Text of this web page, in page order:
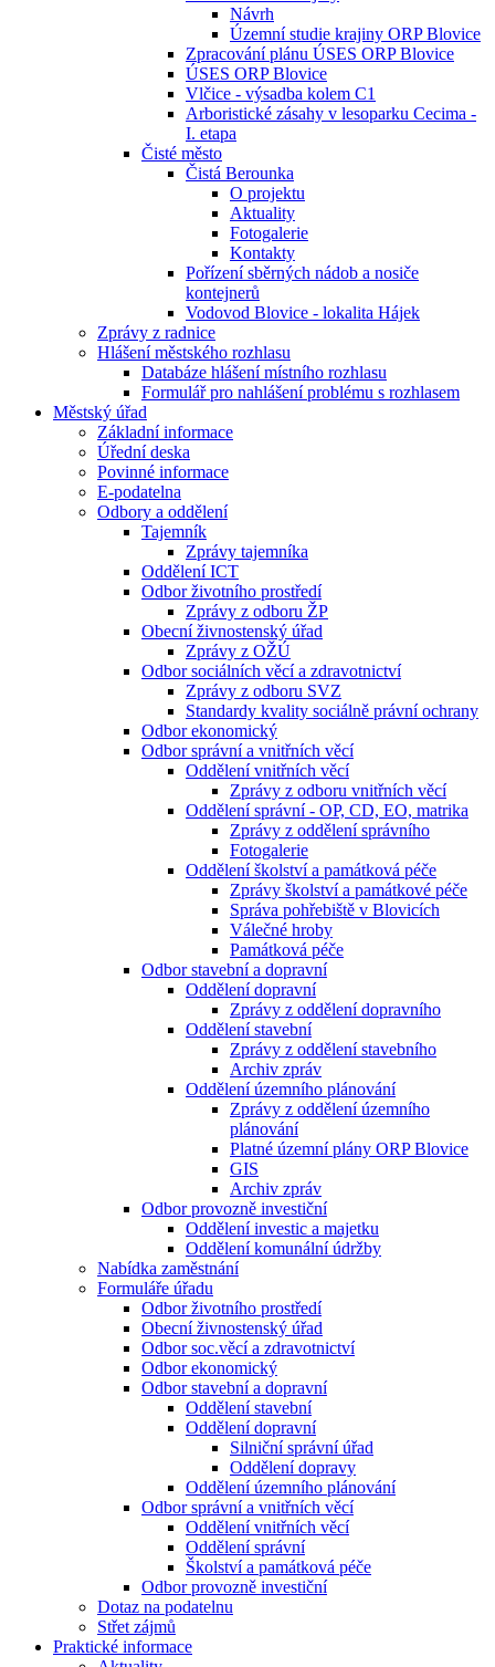
Návrh
Územní studie krajiny ORP Blovice
Zpracování plánu ÚSES ORP Blovice
ÚSES ORP Blovice
Vlčice - výsadba kolem C1
Arboristické zásahy v lesoparku Cecima -
I. etapa
Čisté město
Čistá Berounka
O projektu
Aktuality
Fotogalerie
Kontakty
Pořízení sběrných nádob a nosiče
kontejnerů
Vodovod Blovice - lokalita Hájek
Zprávy z radnice
Hlášení městského rozhlasu
Databáze hlášení místního rozhlasu
Formulář pro nahlášení problému s rozhlasem
Městský úřad
Základní informace
Úřední deska
Povinné informace
E-podatelna
Odbory a oddělení
Tajemník
Zprávy tajemníka
Oddělení ICT
Odbor životního prostředí
Zprávy z odboru ŽP
Obecní živnostenský úřad
Zprávy z OŽÚ
Odbor sociálních věcí a zdravotnictví
Zprávy z odboru SVZ
Standardy kvality sociálně právní ochrany
Odbor ekonomický
Odbor správní a vnitřních věcí
Oddělení vnitřních věcí
Zprávy z odboru vnitřních věcí
Oddělení správní - OP, CD, EO, matrika
Zprávy z oddělení správního
Fotogalerie
Oddělení školství a památková péče
Zprávy školství a památkové péče
Správa pohřebiště v Blovicích
Válečné hroby
Památková péče
Odbor stavební a dopravní
Oddělení dopravní
Zprávy z oddělení dopravního
Oddělení stavební
Zprávy z oddělení stavebního
Archiv zpráv
Oddělení územního plánování
Zprávy z oddělení územního
plánování
Platné územní plány ORP Blovice
GIS
Archiv zpráv
Odbor provozně investiční
Oddělení investic a majetku
Oddělení komunální údržby
Nabídka zaměstnání
Formuláře úřadu
Odbor životního prostředí
Obecní živnostenský úřad
Odbor soc.věcí a zdravotnictví
Odbor ekonomický
Odbor stavební a dopravní
Oddělení stavební
Oddělení dopravní
Silniční správní úřad
Oddělení dopravy
Oddělení územního plánování
Odbor správní a vnitřních věcí
Oddělení vnitřních věcí
Oddělení správní
Školství a památková péče
Odbor provozně investiční
Dotaz na podatelnu
Střet zájmů
Praktické informace